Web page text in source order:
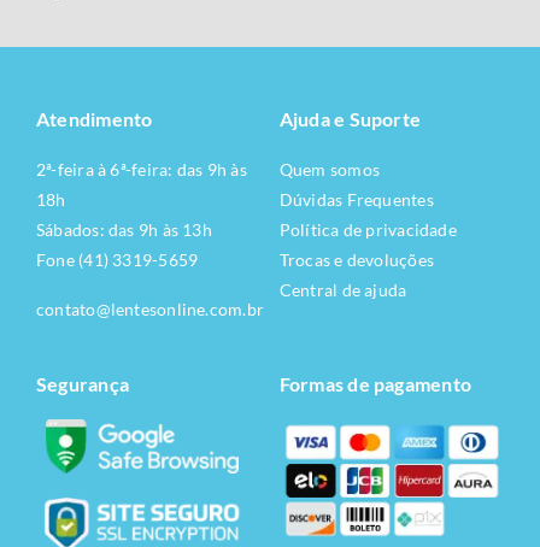
Atendimento
2ª-feira à 6ª-feira: das 9h às
18h
Sábados: das 9h às 13h
Fone (41) 3319-5659
contato@lentesonline.com.br
Ajuda e Suporte
Quem somos
Dúvidas Frequentes
Política de privacidade
Trocas e devoluções
Central de ajuda
Segurança Formas de pagamento